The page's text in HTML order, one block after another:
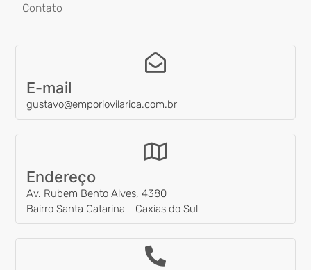
Contato
E-mail
gustavo@emporiovilarica.com.br
Endereço
Av. Rubem Bento Alves, 4380
Bairro Santa Catarina - Caxias do Sul